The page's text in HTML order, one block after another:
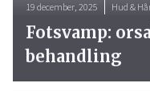
19 december, 2025 Hud &
Fotsvamp:
behandling